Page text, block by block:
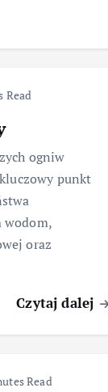
Read
ogniw
punkt
wodom,
oraz
Czytaj dalej
Read